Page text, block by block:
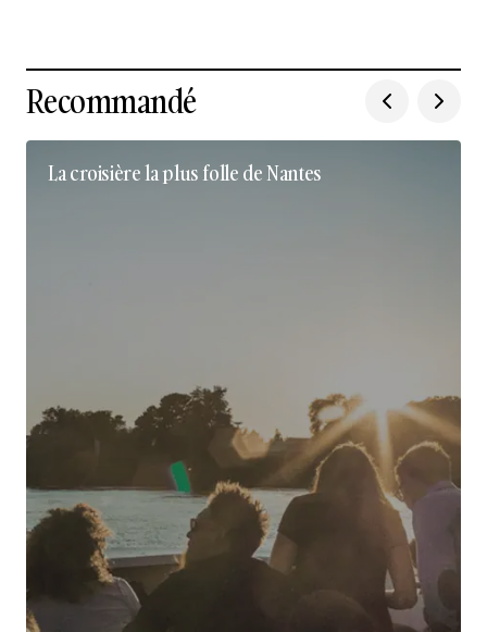
Recommandé
La croisière la plus folle de Nantes